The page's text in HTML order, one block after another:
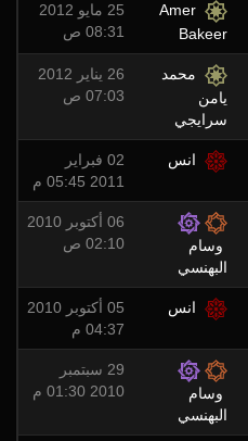
Amer
Bakeer
25 مايو 2012
08:31 ص
محمد
يامن
سرايجي
26 يناير 2012
07:03 ص
انس
02 فبراير
2011 05:45 م
وسام
البهنسي
06 أكتوبر 2010
02:10 ص
انس
05 أكتوبر 2010
04:37 م
وسام
البهنسي
29 سبتمبر
2010 01:30 م